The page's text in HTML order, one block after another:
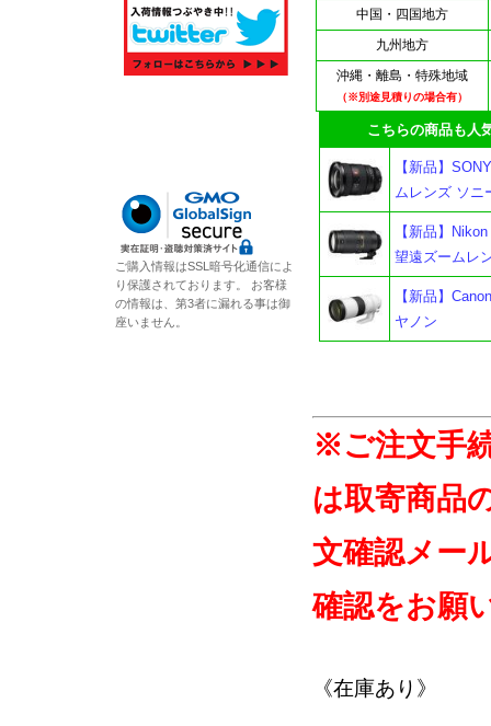
中国・四国地方
九州地方
沖縄・離島・特殊地域
（※別途見積りの場合有）
こちらの商品も人気
【新品】
ムレンズ ソニ
【新品】
望遠ズームレ
【新品】
ヤノン
※ご注文手
は取寄商品
文確認メー
確認をお願
《在庫あり》
ご購入情報はSSL暗号化通信によ
り保護されております。 お客様
の情報は、第3者に漏れる事は御
座いません。